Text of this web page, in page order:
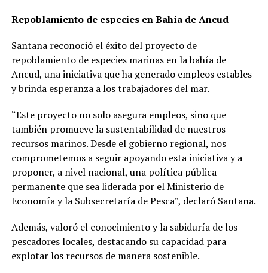
Repoblamiento de especies en Bahía de Ancud
Santana reconoció el éxito del proyecto de
repoblamiento de especies marinas en la bahía de
Ancud, una iniciativa que ha generado empleos estables
y brinda esperanza a los trabajadores del mar.
“Este proyecto no solo asegura empleos, sino que
también promueve la sustentabilidad de nuestros
recursos marinos. Desde el gobierno regional, nos
comprometemos a seguir apoyando esta iniciativa y a
proponer, a nivel nacional, una política pública
permanente que sea liderada por el Ministerio de
Economía y la Subsecretaría de Pesca”, declaró Santana.
Además, valoró el conocimiento y la sabiduría de los
pescadores locales, destacando su capacidad para
explotar los recursos de manera sostenible.